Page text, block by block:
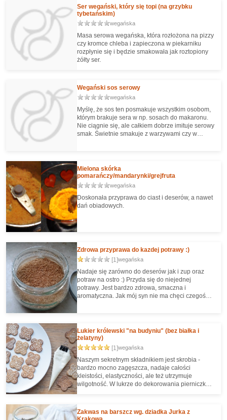
Ser wegański, który się topi (na grzybku
tybetańskim)
wegańska
Masa serowa wegańska, która rozłożona na pizzy
czy kromce chleba i zapieczona w piekarniku
rozpłynie się i będzie smakowała jak roztopiony
żółty ser.
Wegański sos serowy
wegańska
Myślę, że sos ten posmakuje wszystkim osobom,
którym brakuje sera w np. sosach do makaronu.
Nie ciągnie się, ale całkiem dobrze imituje serowy
smak. Świetnie smakuje z warzywami czy w
Mielona skórka
pomarańczy/mandarynki/grejfruta
wegańska
Doskonała przyprawa do ciast i deserów, a nawet
dań obiadowych.
Zdrowa przyprawa do kazdej potrawy :)
[1]wegańska
Nadaje się zarówno do deserów jak i zup oraz
potraw na ostro :) Przyda się do niejednej
potrawy. Jest bardzo zdrowa, smaczna i
aromatyczna. Jak mój syn nie ma chęci czegoś
Lukier królewski "na budyniu" (bez białka i
żelatyny)
[1]wegańska
Naszym sekretnym składnikiem jest skrobia -
bardzo mocno zagęszcza, nadaje całości
kleistości, elastyczności, ale też utrzymuje
wilgotność. W lukrze do dekorowania pierniczków
doskonale nadaje się do wykonywania
precyzyjnych zdobień :) Nie rozlewa się i nie
Zakwas na barszcz wg. dziadka Jurka z